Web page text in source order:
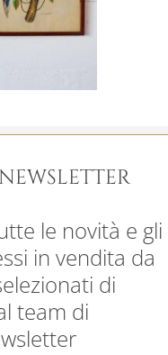
le novità e gli
in vendita da
di
team di